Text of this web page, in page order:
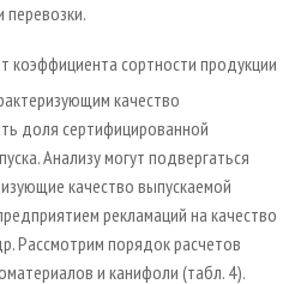
перевозки.
коэффициента сортности продукции
качество
доля сертифицированной
Анализу могут подвергаться
качество выпускаемой
рекламаций на качество
Рассмотрим порядок расчетов
и канифоли (табл. 4).